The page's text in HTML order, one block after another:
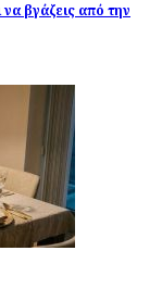
να βγάζεις από την